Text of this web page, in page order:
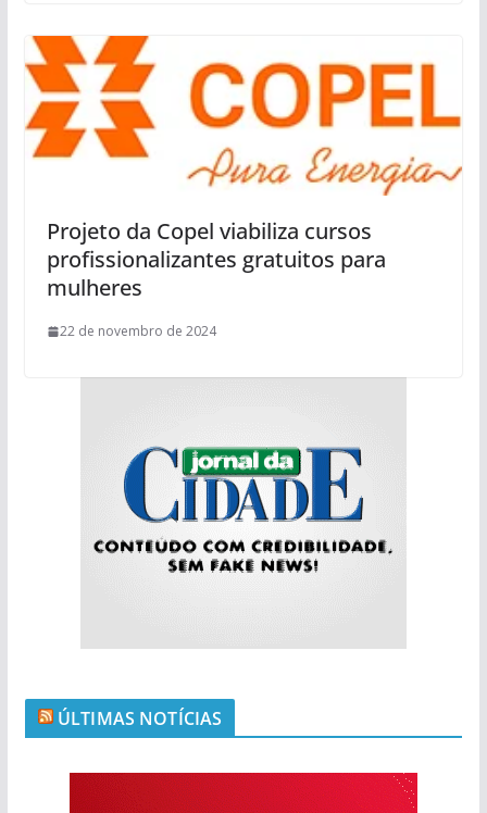
Projeto da Copel viabiliza cursos
profissionalizantes gratuitos para
mulheres
22 de novembro de 2024
ÚLTIMAS NOTÍCIAS